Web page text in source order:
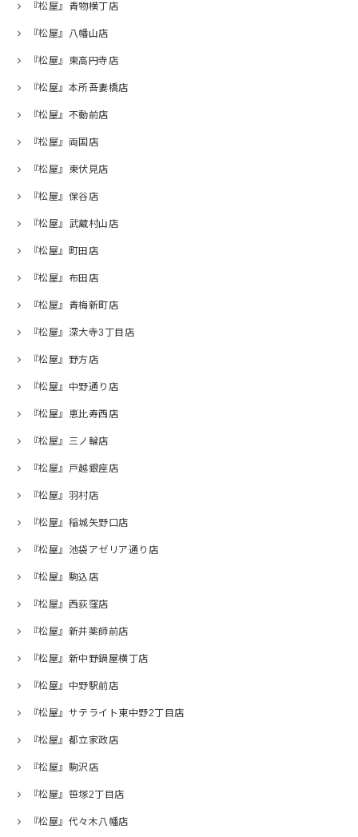
『松屋』青物横丁店
『松屋』八幡山店
『松屋』東高円寺店
『松屋』本所吾妻橋店
『松屋』不動前店
『松屋』両国店
『松屋』東伏見店
『松屋』保谷店
『松屋』武蔵村山店
『松屋』町田店
『松屋』布田店
『松屋』青梅新町店
『松屋』深大寺3丁目店
『松屋』野方店
『松屋』中野通り店
『松屋』恵比寿西店
『松屋』三ノ輪店
『松屋』戸越銀座店
『松屋』羽村店
『松屋』稲城矢野口店
『松屋』池袋アゼリア通り店
『松屋』駒込店
『松屋』西荻窪店
『松屋』新井薬師前店
『松屋』新中野鍋屋横丁店
『松屋』中野駅前店
『松屋』サテライト東中野2丁目店
『松屋』都立家政店
『松屋』駒沢店
『松屋』笹塚2丁目店
『松屋』代々木八幡店